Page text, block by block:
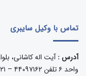
تماس با وکیل سایبری
آدرس :
واحد ۶ تلفن ۴۴۰۹۷۱۶۲ – ۰۲۱